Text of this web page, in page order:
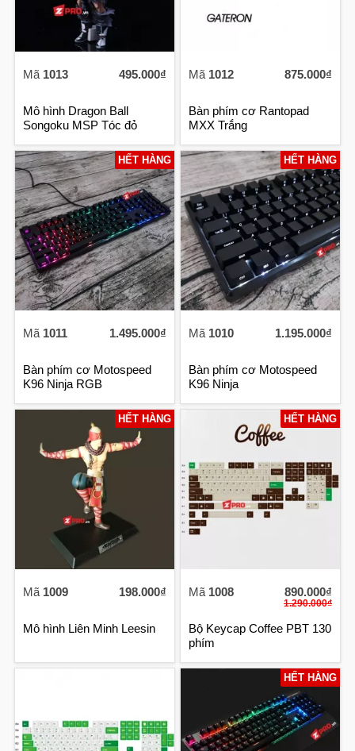
Mã 1013 495.000₫
Mô hình Dragon Ball
Songoku MSP Tóc đỏ
Mã 1012 875.000₫
Bàn phím cơ Rantopad
MXX Trắng
HẾT HÀNG
Mã 1011 1.495.000₫
Bàn phím cơ Motospeed
K96 Ninja RGB
HẾT HÀNG
Mã 1010 1.195.000₫
Bàn phím cơ Motospeed
K96 Ninja
HẾT HÀNG
Mã 1009 198.000₫
Mô hình Liên Minh Leesin
HẾT HÀNG
Mã 1008 890.000₫
1.290.000₫
Bộ Keycap Coffee PBT 130
phím
HẾT HÀNG